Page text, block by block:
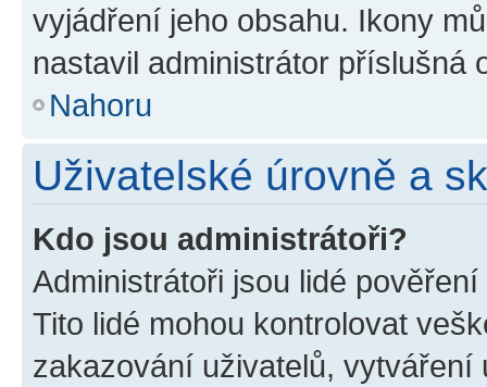
vyjádření jeho obsahu. Ikony
nastavil administrátor příslušná
Nahoru
Uživatelské úrovně a
Kdo jsou administrátoři?
Administrátoři jsou lidé
Tito lidé mohou kontrolovat
zakazování uživatelů,